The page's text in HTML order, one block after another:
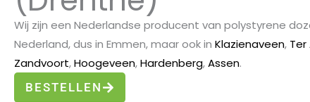
Wij zijn een Nederlandse producent van polystyrene
Nederland, dus in Emmen, maar ook in Klazienaveen, Ter
Zandvoort,Hoogeveen,Hardenberg,Assen.
BESTELLEN